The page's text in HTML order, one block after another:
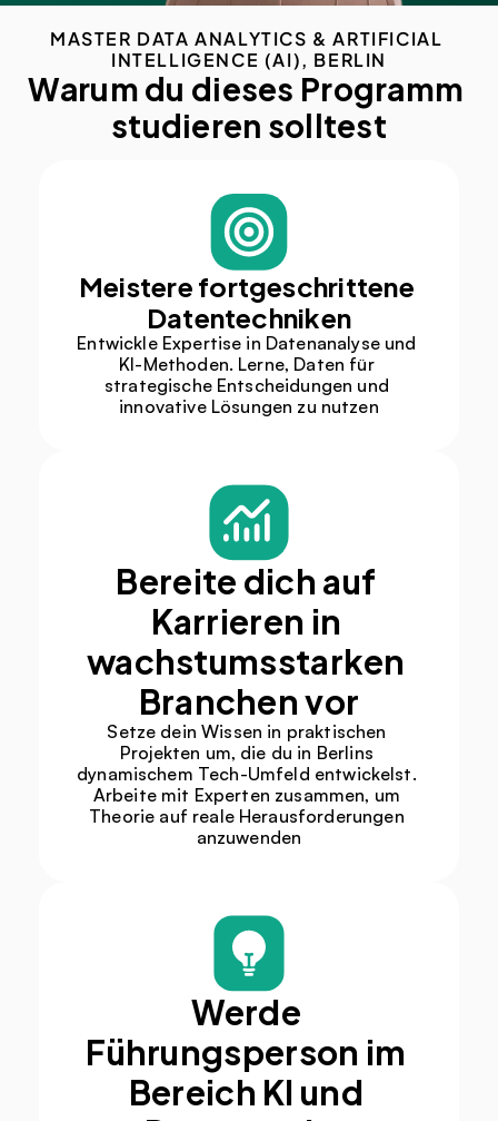
MASTER DATA ANALYTICS & ARTIFICIAL
INTELLIGENCE (AI), BERLIN
Warum du dieses Programm
studieren solltest
Meistere fortgeschrittene
Datentechniken
Entwickle Expertise in Datenanalyse und
KI-Methoden. Lerne, Daten für
strategische Entscheidungen und
innovative Lösungen zu nutzen
Bereite dich auf
Karrieren in
wachstumsstarken
Branchen vor
Setze dein Wissen in praktischen
Projekten um, die du in Berlins
dynamischem Tech-Umfeld entwickelst.
Arbeite mit Experten zusammen, um
Theorie auf reale Herausforderungen
anzuwenden
Werde
Führungsperson im
Bereich KI und